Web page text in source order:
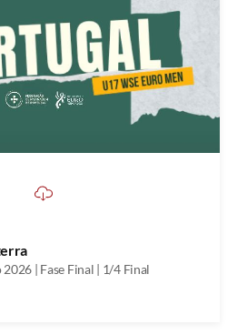
| Fase Final | 1/4 Final